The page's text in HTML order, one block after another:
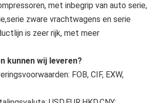
met inbegrip van auto serie,
zware vrachtwagens en serie
is zeer rijk, met meer
kunnen wij leveren?
FOB, CIF, EXW,